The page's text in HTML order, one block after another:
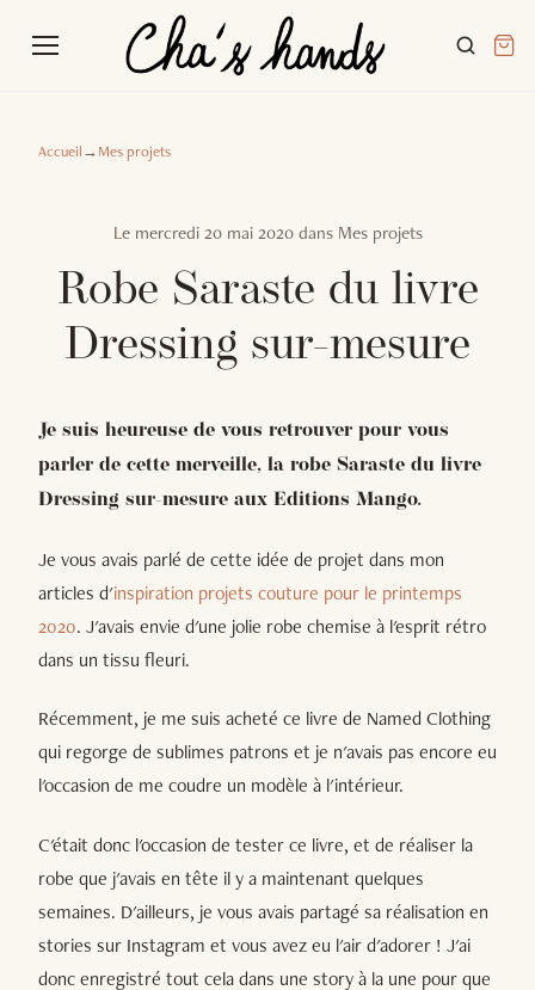
Accueil→Mes projets
Le mercredi 20 mai 2020dans Mes projets
Robe Saraste du livre
Dressing sur-mesure
Je suis heureuse de vous retrouver pour vous
parler de cette merveille, la robe Saraste du livre
Dressing sur-mesure aux Editions Mango.
Je vous avais parlé de cette idée de projet dans mon
articles d'inspiration projets couture pour le printemps
2020. J'avais envie d'une jolie robe chemise à l'esprit rétro
dans un tissu fleuri.
Récemment, je me suis acheté ce livre de Named Clothing
qui regorge de sublimes patrons et je n'avais pas encore eu
l'occasion de me coudre un modèle à l'intérieur.
C'était donc l'occasion de tester ce livre, et de réaliser la
robe que j'avais en tête il y a maintenant quelques
semaines. D'ailleurs, je vous avais partagé sa réalisation en
stories sur Instagram et vous avez eu l'air d'adorer ! J'ai
donc enregistré tout cela dans une story à la une pour que